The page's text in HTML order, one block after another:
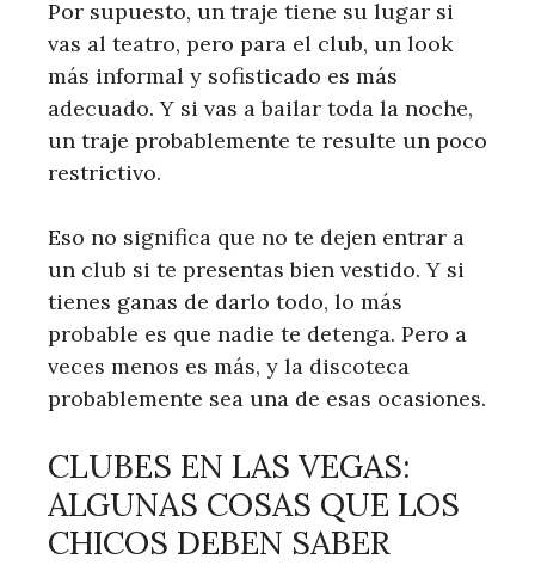
Por supuesto, un traje tiene su lugar si
vas al teatro, pero para el club, un look
más informal y sofisticado es más
adecuado. Y si vas a bailar toda la noche,
un traje probablemente te resulte un poco
restrictivo.
Eso no significa que no te dejen entrar a
un club si te presentas bien vestido. Y si
tienes ganas de darlo todo, lo más
probable es que nadie te detenga. Pero a
veces menos es más, y la discoteca
probablemente sea una de esas ocasiones.
CLUBES EN LAS VEGAS:
ALGUNAS COSAS QUE LOS
CHICOS DEBEN SABER